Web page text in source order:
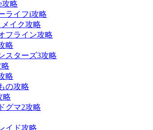
攻略
ライフi攻略
メイク攻略
フライン攻略
略
スターズ3攻略
略
略
の攻略
略
グマ2攻略
イド攻略